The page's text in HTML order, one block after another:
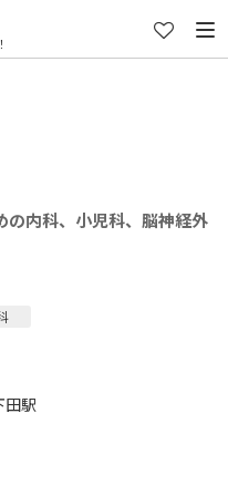
の内科、小児科、脳神経外
田駅